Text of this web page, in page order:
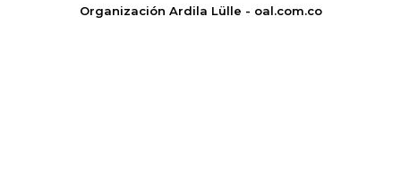
Organización Ardila Lülle - oal.com.co